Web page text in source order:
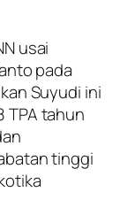
usai
pada
Suyudi ini
TPA tahun
tinggi